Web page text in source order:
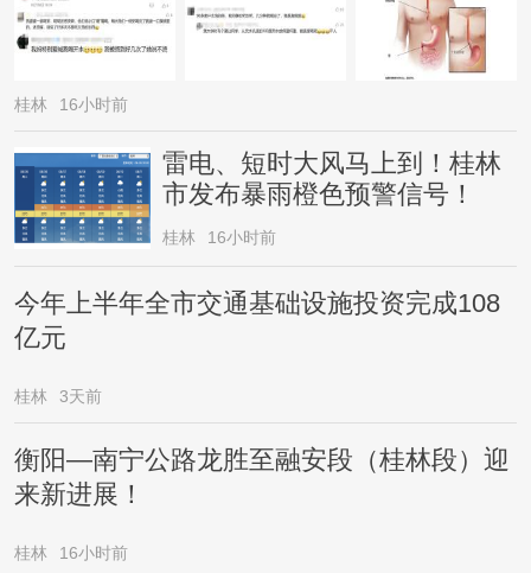
桂林 16小时前
雷电、短时大风马上到！桂林
市发布暴雨橙色预警信号！
桂林 16小时前
今年上半年全市交通基础设施投资完成108
亿元
桂林 3天前
衡阳—南宁公路龙胜至融安段（桂林段）迎
来新进展！
桂林 16小时前